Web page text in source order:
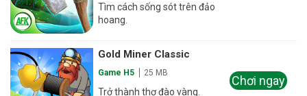
Tìm cách sống sót trên đảo
hoang.
Gold Miner Classic
Game H5 25 MB
Trở thành thợ đào vàng.
Chơi ngay